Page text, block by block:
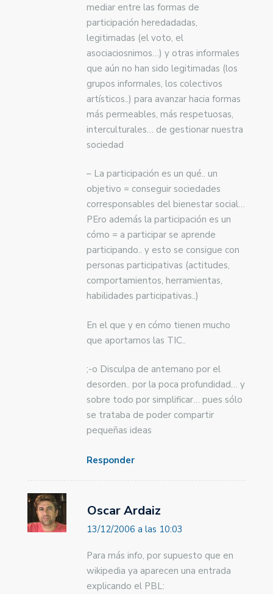
mediar entre las formas de
participación heredadadas,
legitimadas (el voto, el
asociaciosnimos…) y otras informales
que aún no han sido legitimadas (los
grupos informales, los colectivos
artísticos..) para avanzar hacia formas
más permeables, más respetuosas,
interculturales… de gestionar nuestra
sociedad
– La participación es un qué.. un
objetivo = conseguir sociedades
corresponsables del bienestar social…
PEro además la participación es un
cómo = a participar se aprende
participando.. y esto se consigue con
personas participativas (actitudes,
comportamientos, herramientas,
habilidades participativas..)
En el que y en cómo tienen mucho
que aportarnos las TIC..
;-o Disculpa de antemano por el
desorden.. por la poca profundidad… y
sobre todo por simplificar… pues sólo
se trataba de poder compartir
pequeñas ideas
Responder
Oscar Ardaiz
13/12/2006 a las 10:03
Para más info, por supuesto que en
wikipedia ya aparecen una entrada
explicando el PBL: